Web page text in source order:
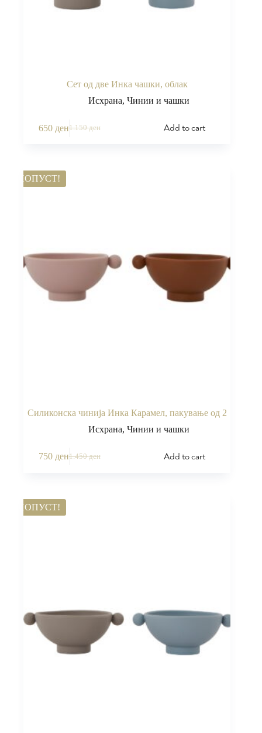
Сет од две Инка чашки, облак
Исхрана, Чинии и чашки
1.150ден
650 ден Add to cart
ПОПУСТ!
Силиконска чинија Инка Карамел, пакување од 2
Исхрана, Чинии и чашки
1.450ден
750 ден Add to cart
ПОПУСТ!